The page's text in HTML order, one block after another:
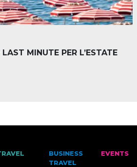
MINUTE PER L’ESTATE
BUSINESS
TRAVEL
EVENTS